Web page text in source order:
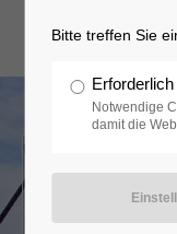
Bitte treffen Sie
Erforderlich
Notwendige
damit die